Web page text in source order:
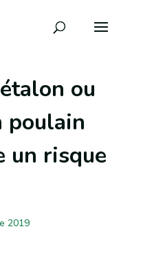
ou
poulain
un risque
2019